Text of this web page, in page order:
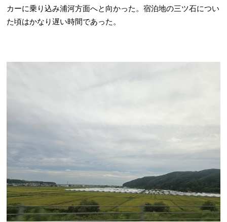
カーに乗り込み浦河方面へと向かった。宿泊地の三ツ石につい
た頃はかなり遅い時間であった。